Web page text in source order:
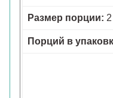
Размер порции:
Порций в